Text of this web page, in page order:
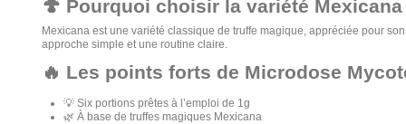
🍄 Pourquoi choisir la variété
Mexicana est une variété classique de truffe magique, appréciée pour
approche simple et une routine claire.
🔥 Les points forts de Microdose
💡 Six portions prêtes à l’emploi de 1g
🌿 À base de truffes magiques Mexicana